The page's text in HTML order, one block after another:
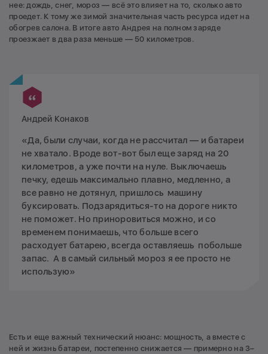
нее: дождь, снег, мороз — всё это влияет на то, сколько авто
проедет. К тому же зимой значительная часть ресурса идет на
обогрев салона. В итоге авто Андрея на полном заряде
проезжает в два раза меньше — 50 километров.
Андрей Конаков
«Да, были случаи, когда не рассчитал — и батареи
не хватало. Вроде вот-вот был еще заряд на 20
километров, а уже почти на нуле. Выключаешь
печку, едешь максимально плавно, медленно, а
все равно не дотянул, пришлось машину
буксировать. Подзарядиться-то на дороге никто
не поможет. Но приноровиться можно, и со
временем понимаешь, что больше всего
расходует батарею, всегда оставляешь побольше
запас. А в самый сильный мороз я ее просто не
использую»
Есть и еще важный технический нюанс: мощность, а вместе с
ней и жизнь батареи, постепенно снижается — примерно на 3–